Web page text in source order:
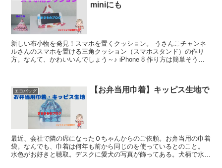
miniにも
新しい布小物を発見！スマホを置くクッション。 うさんこチャンネ
ルさんのスマホを置ける三角クッション（スマホスタンド）の作り
方。なんて、かわいいんでしょう～♪ iPhone 8 作り方は簡単そう。
エコバッグ 【お弁当用巾着】キッピス生地で
最近、会社で隣の席になったＯちゃんからのご依頼。お弁当用の巾着
袋。なんでも、巾着は何年も前から同じのを使っているとのこと。
水色がお好きと聴取。デスクに愛犬の写真が飾ってある。犬柄で水色